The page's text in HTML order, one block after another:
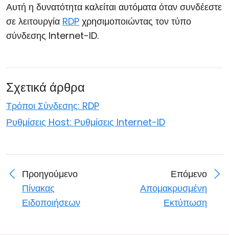
Αυτή η δυνατότητα καλείται αυτόματα όταν συνδέεστε
σε λειτουργία RDP χρησιμοποιώντας τον τύπο
σύνδεσης Internet-ID.
Σχετικά άρθρα
Τρόποι Σύνδεσης: RDP
Ρυθμίσεις Host: Ρυθμίσεις Internet-ID
Προηγούμενο
Πίνακας
Ειδοποιήσεων
Επόμενο
Απομακρυσμένη
Εκτύπωση